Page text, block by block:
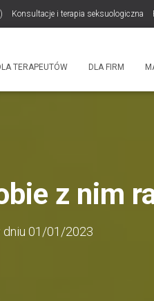
Konsultacje i terapia seksuologiczna
TERAPEUTÓW DLA FIRM
z nim
01/01/2023